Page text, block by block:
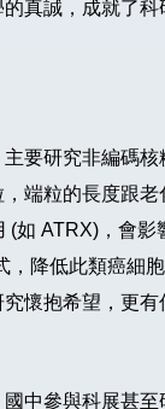
真誠，成就了科
要研究非編碼
端粒的長度跟
如 ATRX)，會
降低此類癌細
懷抱希望，更有
中參與科展甚